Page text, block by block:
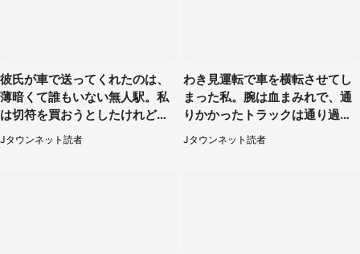
彼氏が車で送ってくれたのは、
薄暗くて誰もいない無人駅。私
は切符を買おうとしたけれど
（山形県・20代女性）
Jタウンネット読者
わき見運転で車を横転させてし
まった私。腕は血まみれで、通
りかかったトラックは通り過ぎ
ていき...（福岡県・30代女性）
Jタウンネット読者